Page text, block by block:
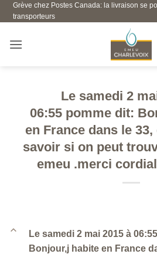
Skip
to
Grève chez Postes Canada: la livraison se
transporteurs
Le samedi 2
06:55 pomme dit:
en France dans le
savoir si on peut
emeu .merci
B
Le samedi 2 mai 2015 à
Bonjour,j habite en France